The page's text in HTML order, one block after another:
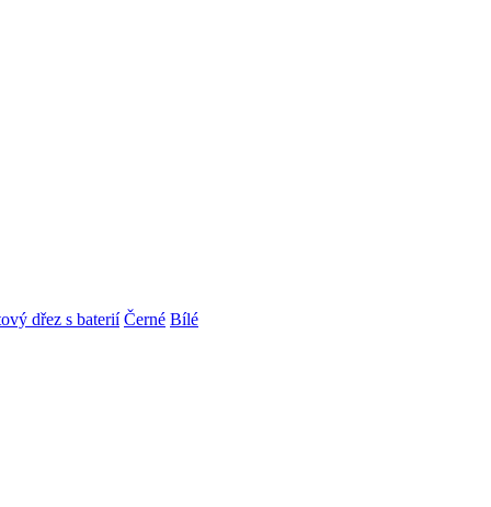
dřez s baterií Černé Bílé